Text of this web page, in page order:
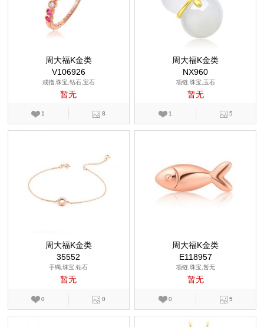
周大福K金类
V106926
戒指,珠宝,钻石,宝石
暂无
1 8
周大福K金类
NX960
项链,珠宝,玉石
暂无
1 5
周大福K金类
35552
手镯,珠宝,钻石
暂无
0 0
周大福K金类
E118957
项链,珠宝,暂无
暂无
0 5